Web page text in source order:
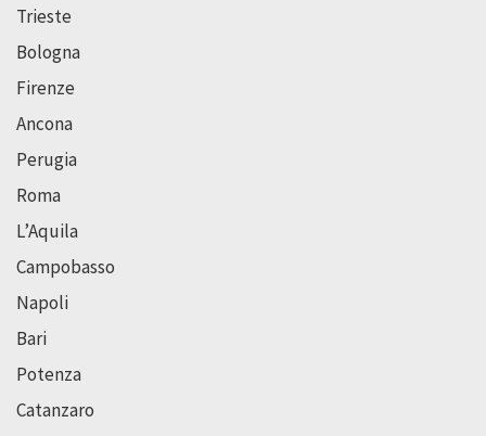
Trieste
Bologna
Firenze
Ancona
Perugia
Roma
L’Aquila
Campobasso
Napoli
Bari
Potenza
Catanzaro